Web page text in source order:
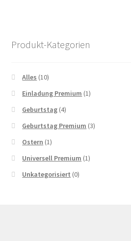
Produkt-Kategorien
Alles (10)
Einladung Premium (1)
Geburtstag (4)
Geburtstag Premium (3)
Ostern (1)
Universell Premium (1)
Unkategorisiert (0)